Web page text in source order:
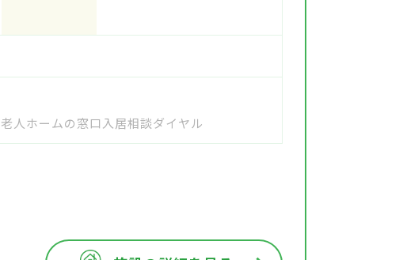
人ホームの窓口入居相談ダイヤル